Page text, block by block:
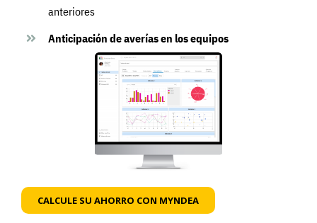
anteriores
Anticipación de averías en los equipos
CALCULE SU AHORRO CON MYNDEA